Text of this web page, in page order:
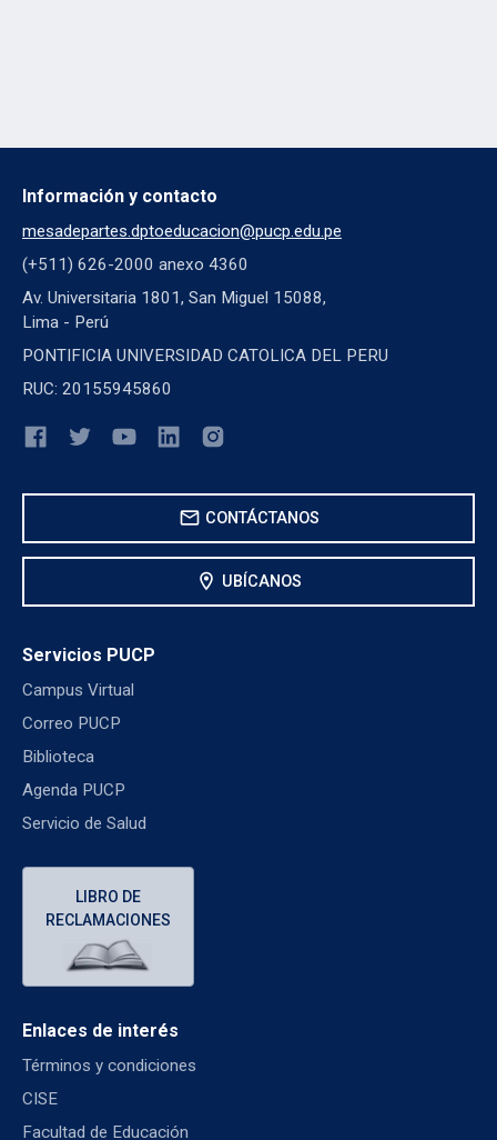
Información y contacto
mesadepartes.dptoeducacion@pucp.edu.pe
(+511) 626-2000 anexo 4360
Av. Universitaria 1801, San Miguel 15088,
Lima - Perú
PONTIFICIA UNIVERSIDAD CATOLICA DEL PERU
RUC: 20155945860
mail CONTÁCTANOS
location_on UBÍCANOS
Servicios PUCP
Campus Virtual
Correo PUCP
Biblioteca
Agenda PUCP
Servicio de Salud
LIBRO DE
RECLAMACIONES
Enlaces de interés
Términos y condiciones
CISE
Facultad de Educación